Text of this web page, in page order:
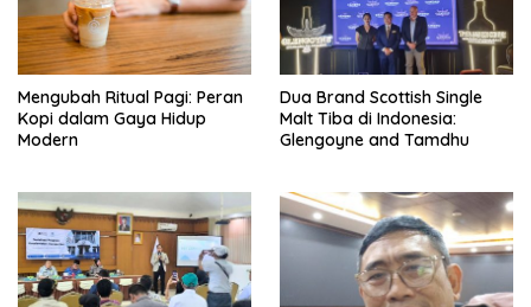
Mengubah Ritual Pagi: Peran
Kopi dalam Gaya Hidup
Modern
Dua Brand Scottish Single
Malt Tiba di Indonesia:
Glengoyne and Tamdhu